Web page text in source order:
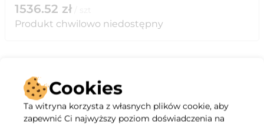
1536.52 zł
Produkt chwilowo niedostępny
Opis Cookies
Ta witryna korzysta z własnych plików cookie, aby
zapewnić Ci najwyższy poziom doświadczenia na